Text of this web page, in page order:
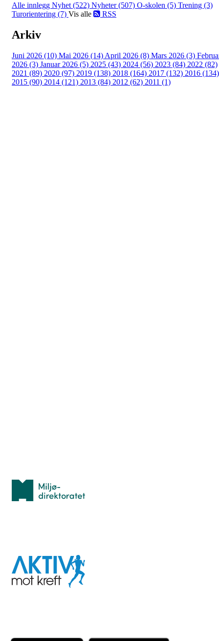
Alle innlegg Nyhet (522) Nyheter (507) O-skolen (5) Trening (3)
Turorientering (7) Vis alle RSS
Arkiv
Juni 2026 (10) Mai 2026 (14) April 2026 (8) Mars 2026 (3)
2026 (3) Januar 2026 (5) 2025 (43) 2024 (56) 2023 (84) 2022 (82)
2021 (89) 2020 (97) 2019 (138) 2018 (164) 2017 (132) 2016 (134)
2015 (90) 2014 (121) 2013 (84) 2012 (62) 2011 (1)